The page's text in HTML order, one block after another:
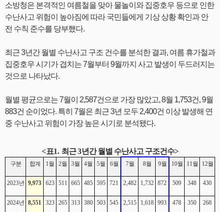
소방청은 본격적인 여름철을 맞아 물놀이와 집중호우 등으로 인한
수난사고 위험이 높아짐에 따라 국민들에게 기상 상황 확인과 안
전 수칙 준수를 당부했다.
최근 3년간 월별 수난사고 구조 건수를 분석한 결과, 여름 휴가철과
집중호우 시기가 겹치는 7월부터 9월까지 사고 발생이 두드러지는
것으로 나타났다.
월별 평균으로는 7월이 2,587건으로 가장 많았고, 8월 1,753건, 9월
883건 순이었다. 특히 7월은 최근 3년 모두 2,400건 이상 발생해 연
중 수난사고 위험이 가장 높은 시기로 분석됐다.
<표1. 최근3년간 월별 수난사고 구조건수>
구분 합계 1 월 2월 3월 4월 5월 6월 7월 8월 9월 10월 11 월 12월
2023년 9,973 623 511 665 485 595 721 2,482 1,732 872 509 348 430
2024년 8,551 323 265 313 380 503 545 2,515 1,618 993 478 350 268